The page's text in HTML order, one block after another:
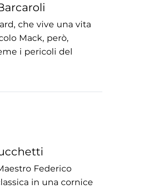
che vive una vita
Mack, però,
i pericoli del
Federico
in una cornice